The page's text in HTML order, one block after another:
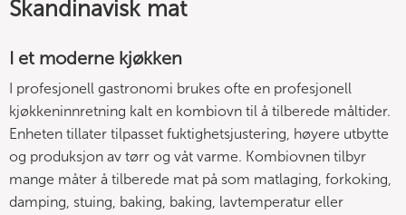
Skandinavisk mat
I et moderne kjøkken
I profesjonell gastronomi brukes ofte en profesjonell
kjøkkeninnretning kalt en kombiovn til å tilberede måltider.
Enheten tillater tilpasset fuktighetsjustering, høyere utbytte
og produksjon av tørr og våt varme. Kombiovnen tilbyr
mange måter å tilberede mat på som matlaging, forkoking,
damping, stuing, baking, baking, lavtemperatur eller